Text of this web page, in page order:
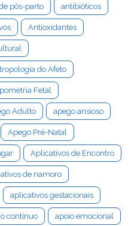
pós-parto antibióticos
Antioxidantes
do Afeto
Fetal
Adulto apego ansioso
Apego Pré-Natal
Aplicativos de Encontro
de namoro
aplicativos gestacionais
contínuo apoio emocional